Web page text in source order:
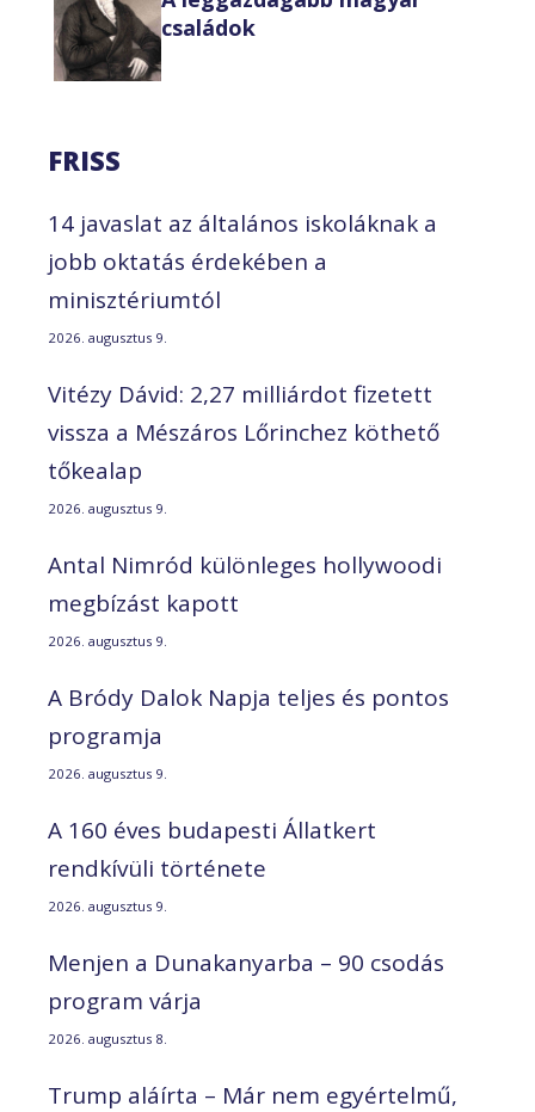
családok
FRISS
14 javaslat az általános iskoláknak a
jobb oktatás érdekében a
minisztériumtól
2026. augusztus 9.
Vitézy Dávid: 2,27 milliárdot fizetett
vissza a Mészáros Lőrinchez köthető
tőkealap
2026. augusztus 9.
Antal Nimród különleges hollywoodi
megbízást kapott
2026. augusztus 9.
A Bródy Dalok Napja teljes és pontos
programja
2026. augusztus 9.
A 160 éves budapesti Állatkert
rendkívüli története
2026. augusztus 9.
Menjen a Dunakanyarba – 90 csodás
program várja
2026. augusztus 8.
Trump aláírta – Már nem egyértelmű,